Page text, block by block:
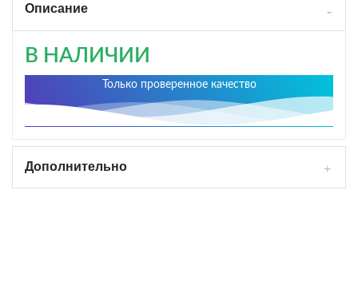
Описание
В НАЛИЧИИ
Только проверенное качество
Дополнительно